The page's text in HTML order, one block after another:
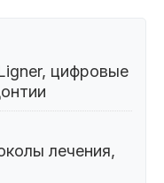
цифровые
лечения,